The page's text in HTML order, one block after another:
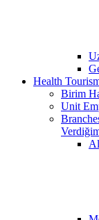
Health
Birim
Unit